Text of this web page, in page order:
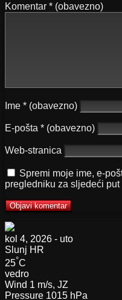
Komentar * (obavezno)
Ime * (obavezno)
E-pošta * (obavezno)
Web-stranica
Spremi moje ime, e-
pregledniku za sljedeći
kol 4, 2026 - uto
Slunj HR
25°C
vedro
Wind 1 m/s, JZ
Pressure 1015 hPa